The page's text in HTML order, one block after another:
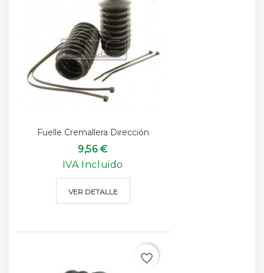
Fuelle Cremallera Dirección
9,56 €
IVA Incluido
VER DETALLE
favorite_border